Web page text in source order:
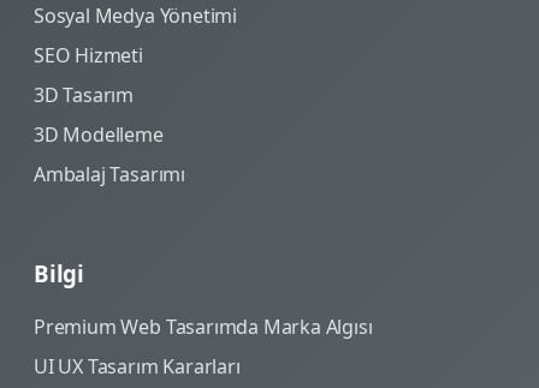
Sosyal Medya Yönetimi
SEO Hizmeti
3D Tasarım
3D Modelleme
Ambalaj Tasarımı
Bilgi
Premium Web Tasarımda Marka Algısı
UI UX Tasarım Kararları